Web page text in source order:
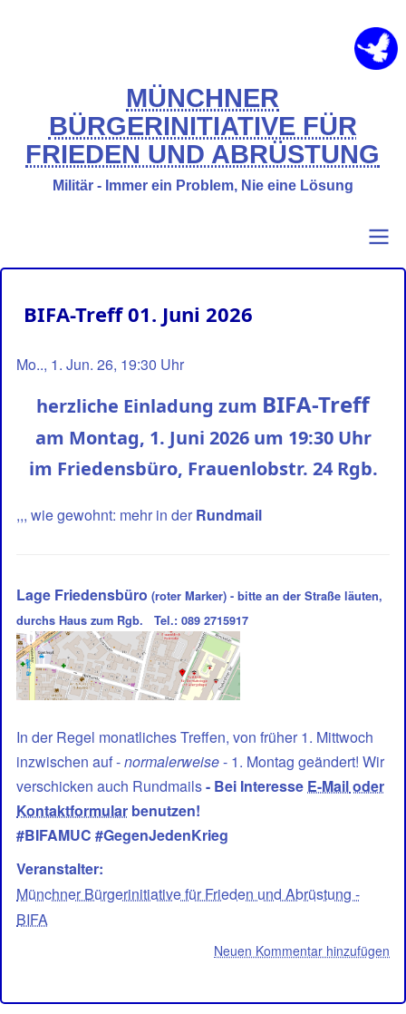
MÜNCHNER
BÜRGERINITIATIVE FÜR
FRIEDEN UND ABRÜSTUNG
Militär - Immer ein Problem, Nie eine Lösung
links
BIFA-Treff 01. Juni 2026
Mo.., 1. Jun. 26, 19:30 Uhr
herzliche Einladung zum BIFA-Treff
am Montag, 1. Juni 2026 um 19:30 Uhr
im Friedensbüro, Frauenlobstr. 24 Rgb.
,,, wie gewohnt: mehr in derRundmail
Lage Friedensbüro (roter Marker) - bitte an der Straße läuten,
durchs Haus zum Rgb. Tel.: 089 2715917
In der Regel monatliches Treffen, von früher 1. Mittwoch
inzwischen auf -normalerweise- 1. Montag geändert! Wir
verschicken auch Rundmails- Bei Interesse E-Mailoder
Kontaktformular benutzen!
#BIFAMUC #GegenJedenKrieg
Veranstalter
Münchner Bürgerinitiative für Frieden und Abrüstung -
BIFA
Neuen Kommentar hinzufügen